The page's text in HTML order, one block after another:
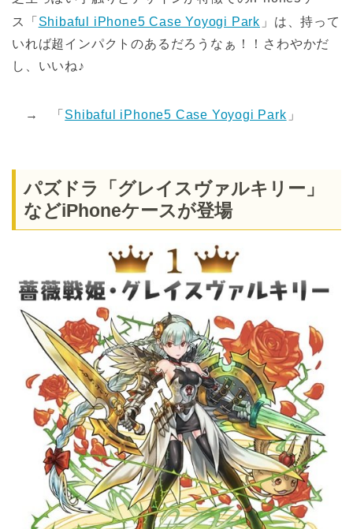
ス「 Shibaful iPhone5 Case Yoyogi Park 」は、持って
いれば超インパクトのあるだろうなぁ！！さわやかだ
し、いいね♪
→ 「 Shibaful iPhone5 Case Yoyogi Park 」
パズドラ「グレイスヴァルキリー」
などiPhoneケースが登場